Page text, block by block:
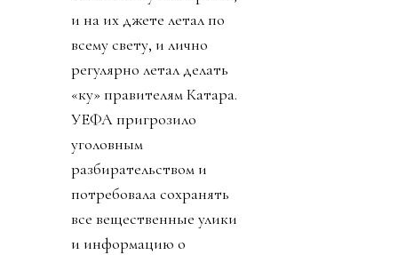
и на их джете летал по
всему свету, и лично
регулярно летал делать
«ку» правителям Катара.
УЕФА пригрозило
уголовным
разбирательством и
потребовала сохранять
все вещественные улики
и информацию о